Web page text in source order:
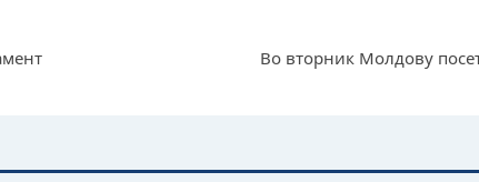
Во вторник Молдову